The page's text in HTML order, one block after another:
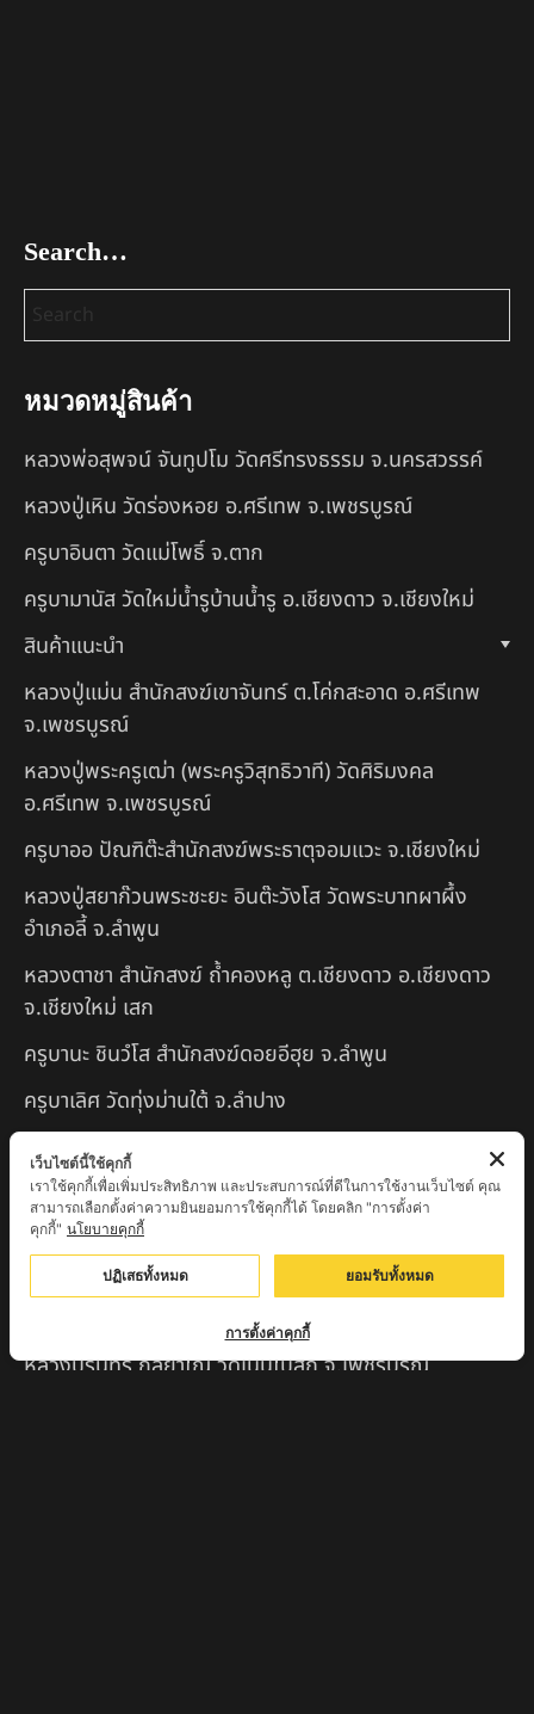
Search…
หมวดหมู่สินค้า
หลวงพ่อสุพจน์ จันทูปโม วัดศรีทรงธรรม จ.นครสวรรค์
หลวงปู่เหิน วัดร่องหอย อ.ศรีเทพ จ.เพชรบูรณ์
ครูบาอินตา วัดแม่โพธิ์ จ.ตาก
ครูบามานัส วัดใหม่น้ำรูบ้านน้ำรู อ.เชียงดาว จ.เชียงใหม่
สินค้าแนะนำ
หลวงปู่แม่น สำนักสงฆ์เขาจันทร์ ต.โค่กสะอาด อ.ศรีเทพ
จ.เพชรบูรณ์
หลวงปู่พระครูเฒ่า (พระครูวิสุทธิวาที) วัดศิริมงคล
อ.ศรีเทพ จ.เพชรบูรณ์
ครูบาออ ปัณฑิต๊ะสำนักสงฆ์พระธาตุจอมแวะ จ.เชียงใหม่
หลวงปู่สยาก๊วนพระชะยะ อินต๊ะวังโส วัดพระบาทผาผึ้ง
อำเภอลี้ จ.ลำพูน
หลวงตาชา สำนักสงฆ์ ถ้ำคองหลู ต.เชียงดาว อ.เชียงดาว
จ.เชียงใหม่ เสก
ครูบานะ ชินวํโส สำนักสงฆ์ดอยอีฮุย จ.ลำพูน
ครูบาเลิศ วัดทุ่งม่านใต้ จ.ลำปาง
หลวงปู่หนู นรินโท วัดวังท่าดี จ.เพชรบูรณ์
ครูบาทอง วัดก้อท่า จ.ลำพูน
ครูบาตุ๊เจ้าปู่หว่าหลิ่ง วิระทะโย วัดเวฬุวัน อ.เชียงดาว
จ.เชียงใหม่
ครูบาศรี สุจิตโต บ้านสบก๋ง จ.ลำปาง
หลวงปู่รินทร์ กลฺยาโณ วัดเนินโบสถ์ จ.เพชรบูรณ์
เว็บไซต์นี้ใช้คุกกี้
เราใช้คุกกี้เพื่อเพิ่มประสิทธิภาพ และประสบการณ์ที่ดีในการใช้งานเว็บไซต์ คุณ
สามารถเลือกตั้งค่าความยินยอมการใช้คุกกี้ได้ โดยคลิก "การตั้งค่า
คุกกี้" นโยบายคุกกี้
ปฏิเสธทั้งหมด ยอมรับทั้งหมด
การตั้งค่าคุกกี้